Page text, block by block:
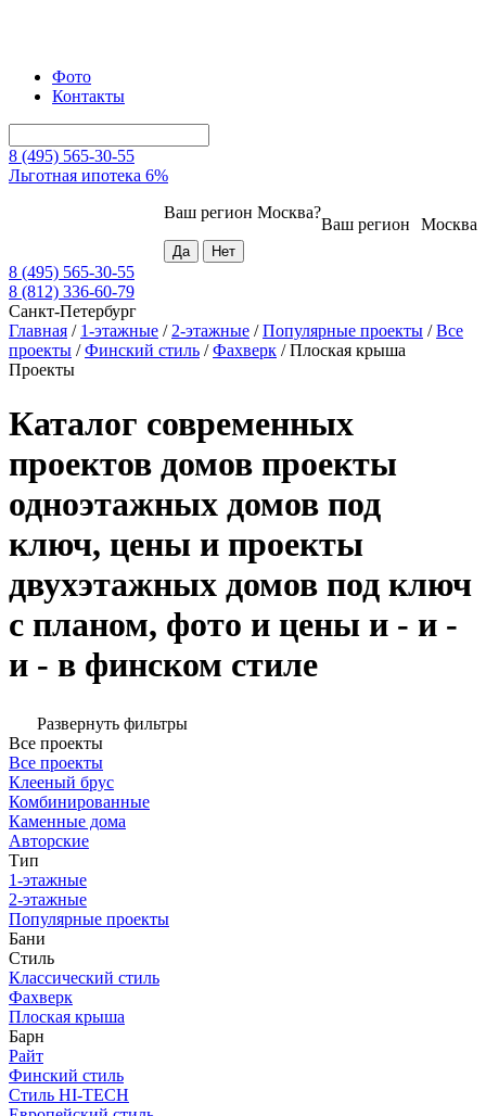
Фото
Контакты
8 (495) 565-30-55
Льготная ипотека 6%
Москва
Ваш регион
Ваш регион Москва?
8 (495) 565-30-55
8 (812) 336-60-79
Санкт-Петербург
Главная / 1-этажные / 2-этажные /Популярные проекты /Все
проекты /Финский стиль /Фахверк /Плоская крыша
Проекты
Каталог современных
проектов домов проекты
одноэтажных домов под
ключ, цены и проекты
двухэтажных домов под ключ
с планом, фото и цены и - и -
и - в финском стиле
Развернуть фильтры
Все проекты
Все проекты
Клееный брус
Комбинированные
Каменные дома
Авторские
Тип
1-этажные
2-этажные
Популярные проекты
Бани
Стиль
Классический стиль
Фахверк
Плоская крыша
Барн
Райт
Финский стиль
Стиль HI-TECH